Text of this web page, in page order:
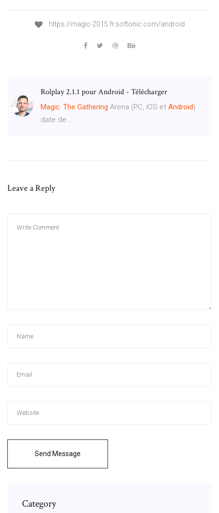
https://magic-2015.fr.softonic.com/android
Rolplay 2.1.1 pour Android - Télécharger
Magic: The Gathering Arena (PC, iOS et Android) :
date de ...
Leave a Reply
Send Message
Category